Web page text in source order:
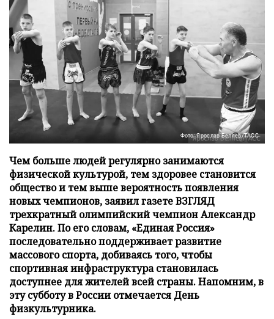
Фото: Ярослав Беляев/ТАСС
Чем больше людей регулярно занимаются
физической культурой, тем здоровее становится
общество и тем выше вероятность появления
новых чемпионов, заявил газете ВЗГЛЯД
трехкратный олимпийский чемпион Александр
Карелин. По его словам, «Единая Россия»
последовательно поддерживает развитие
массового спорта, добиваясь того, чтобы
спортивная инфраструктура становилась
доступнее для жителей всей страны. Напомним, в
эту субботу в России отмечается День
физкультурника.